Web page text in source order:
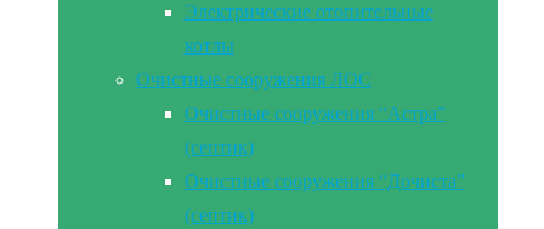
Электрические отопительные
котлы
Очистные сооружения ЛОС
Очистные сооружения “Астра”
(септик)
Очистные сооружения “Дочиста”
(септик)